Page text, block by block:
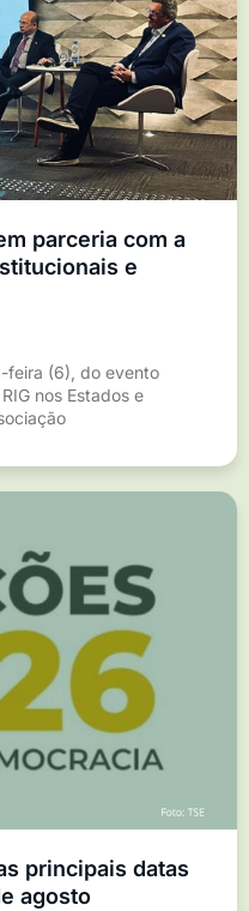
parceria com a
e
feira (6), do evento
nos Estados e
principais datas
agosto